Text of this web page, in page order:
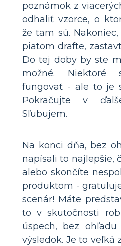
poznámok z
odhaliť vzorce, o
že tam sú.
piatom drafte,
Do tej doby by ste
možné. Niektoré
fungovať - ale to je
Pokračujte v
Sľubujem.
Na konci dňa, bez
napísali to najlepšie,
alebo skončíte
produktom -
scenár! Máte
to v skutočnosti
úspech, bez
výsledok. Je to veľká